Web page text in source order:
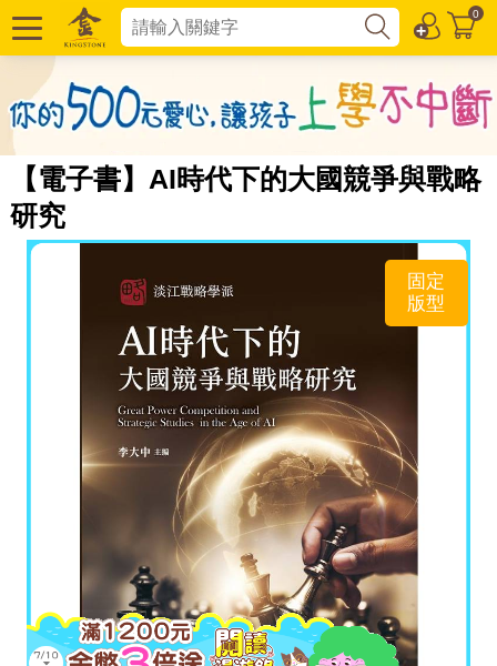
0
【電子書】AI時代下的大國競爭與戰略
研究
固定
版型